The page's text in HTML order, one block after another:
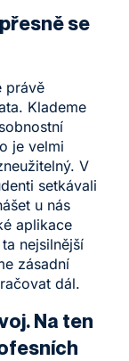
se
právě
Klademe
je velmi
V
setkávali
u nás
aplikace
nejsilnější
zásadní
dál.
Na ten